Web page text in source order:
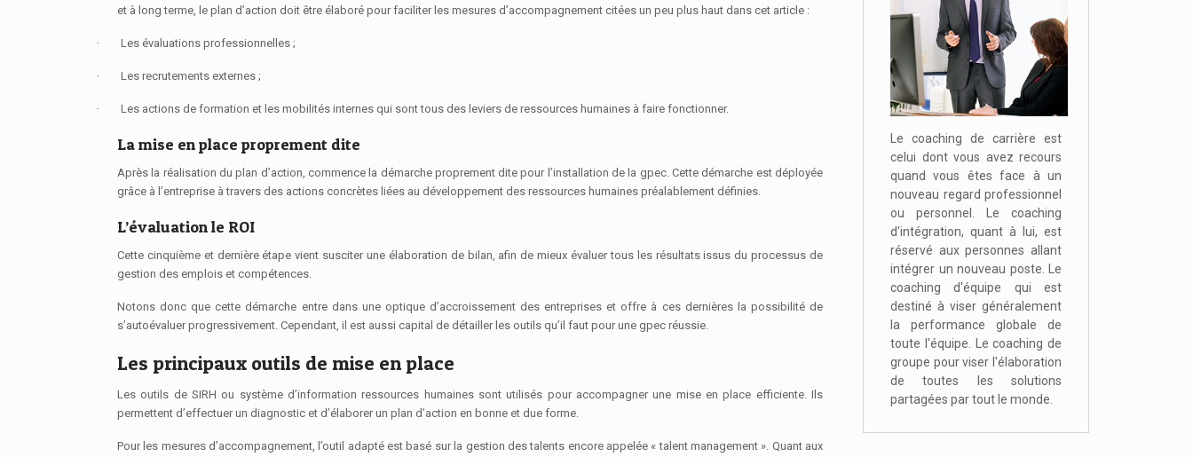
et à long terme, le plan d’action doit être élaboré pour faciliter les mesures d’accompagnement citées un peu plus haut dans cet article :
· Les évaluations professionnelles ;
· Les recrutements externes ;
· Les actions de formation et les mobilités internes qui sont tous des leviers de ressources humaines à faire fonctionner.
La mise en place proprement dite
Après la réalisation du plan d’action, commence la démarche proprement dite pour l’installation de la gpec. Cette démarche est déployée
grâce à l’entreprise à travers des actions concrètes liées au développement des ressources humaines préalablement définies.
L’évaluation le ROI
Cette cinquième et dernière étape vient susciter une élaboration de bilan, afin de mieux évaluer tous les résultats issus du processus de
gestion des emplois et compétences.
Notons donc que cette démarche entre dans une optique d’accroissement des entreprises et offre à ces dernières la possibilité de
s’autoévaluer progressivement. Cependant, il est aussi capital de détailler les outils qu’il faut pour une gpec réussie.
Les principaux outils de mise en place
Les outils de SIRH ou système d’information ressources humaines sont utilisés pour accompagner une mise en place efficiente. Ils
permettent d’effectuer un diagnostic et d’élaborer un plan d’action en bonne et due forme.
Pour les mesures d’accompagnement, l’outil adapté est basé sur la gestion des talents encore appelée « talent management ». Quant aux
Le coaching de carrière est
celui dont vous avez recours
quand vous êtes face à un
nouveau regard professionnel
ou personnel. Le coaching
d'intégration, quant à lui, est
réservé aux personnes allant
intégrer un nouveau poste. Le
coaching d'équipe qui est
destiné à viser généralement
la performance globale de
toute l'équipe. Le coaching de
groupe pour viser l'élaboration
de toutes les solutions
partagées par tout le monde.